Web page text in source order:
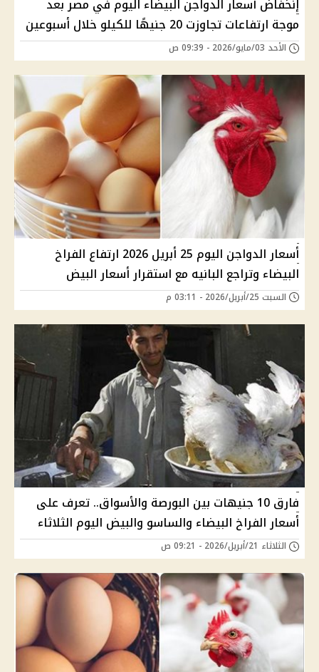
إنخفاض أسعار الدواجن البيضاء اليوم في مصر بعد
موجة ارتفاعات تجاوزت 20 جنيهًا للكيلو خلال أسبوعين
الأحد 03/مايو/2026 - 09:39 ص
أسعار الدواجن اليوم 25 أبريل 2026 ارتفاع الفراخ
البيضاء وتراجع البانيه مع استقرار أسعار البيض
السبت 25/أبريل/2026 - 03:11 م
فارق 10 جنيهات بين البورصة والأسواق.. تعرف على
أسعار الفراخ البيضاء والساسو والبيض اليوم الثلاثاء
الثلاثاء 21/أبريل/2026 - 09:21 ص